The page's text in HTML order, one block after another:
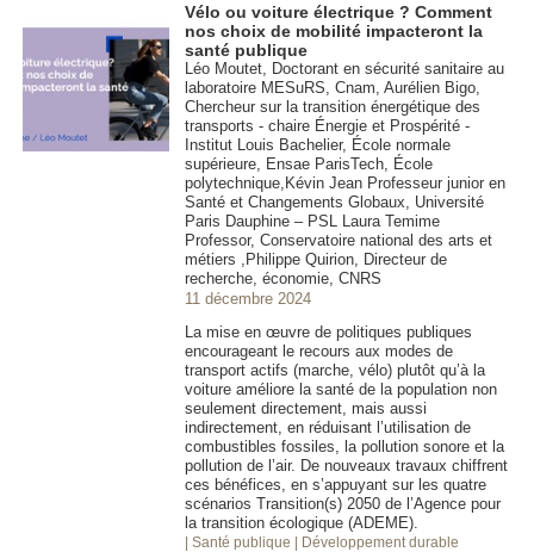
Vélo ou voiture électrique ? Comment
nos choix de mobilité impacteront la
santé publique
Léo Moutet, Doctorant en sécurité sanitaire au
laboratoire MESuRS, Cnam, Aurélien Bigo,
Chercheur sur la transition énergétique des
transports - chaire Énergie et Prospérité -
Institut Louis Bachelier, École normale
supérieure, Ensae ParisTech, École
polytechnique,Kévin Jean Professeur junior en
Santé et Changements Globaux, Université
Paris Dauphine – PSL Laura Temime
Professor, Conservatoire national des arts et
métiers ,Philippe Quirion, Directeur de
recherche, économie, CNRS
11 décembre 2024
La mise en œuvre de politiques publiques
encourageant le recours aux modes de
transport actifs (marche, vélo) plutôt qu’à la
voiture améliore la santé de la population non
seulement directement, mais aussi
indirectement, en réduisant l’utilisation de
combustibles fossiles, la pollution sonore et la
pollution de l’air. De nouveaux travaux chiffrent
ces bénéfices, en s’appuyant sur les quatre
scénarios Transition(s) 2050 de l’Agence pour
la transition écologique (ADEME).
| Santé publique | Développement durable